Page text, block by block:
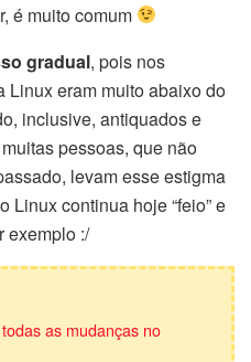
é muito comum
gradual, pois nos
Linux eram muito abaixo do
inclusive, antiquados e
pessoas, que não
levam esse estigma
Linux continua hoje “feio” e
exemplo :/
as mudanças no